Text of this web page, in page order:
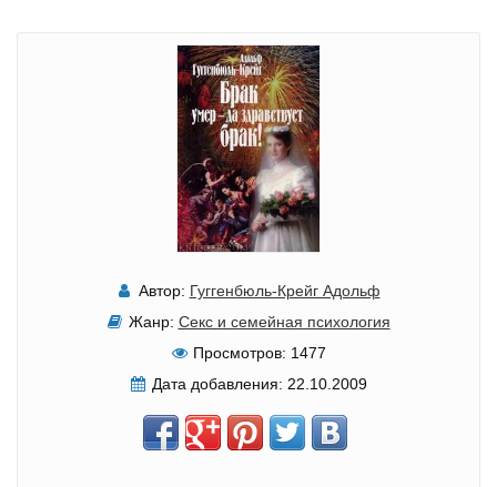
Автор: Гуггенбюль-Крейг Адольф
Жанр: Секс и семейная психология
Просмотров: 1477
Дата добавления: 22.10.2009